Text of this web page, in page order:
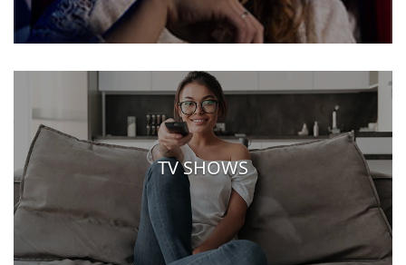
TV SHOWS